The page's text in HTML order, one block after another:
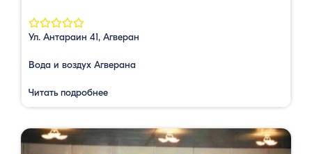
Ул. Антараин 41, Агверан
Вода и воздух Агверана
Читать подробнее